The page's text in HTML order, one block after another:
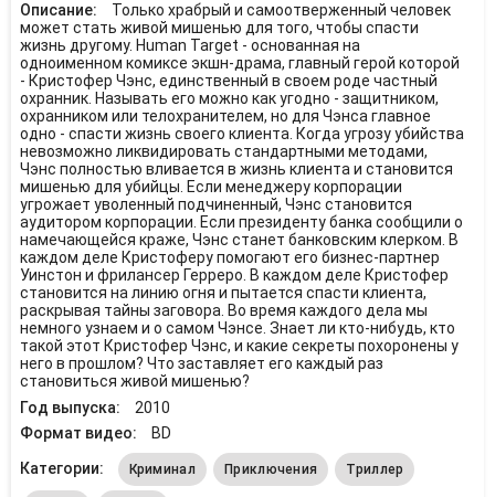
Описание:
Только храбрый и самоотверженный человек
может стать живой мишенью для того, чтобы спасти
жизнь другому. Human Target - основанная на
одноименном комиксе экшн-драма, главный герой которой
- Кристофер Чэнс, единственный в своем роде частный
охранник. Называть его можно как угодно - защитником,
охранником или телохранителем, но для Чэнса главное
одно - спасти жизнь своего клиента. Когда угрозу убийства
невозможно ликвидировать стандартными методами,
Чэнс полностью вливается в жизнь клиента и становится
мишенью для убийцы. Если менеджеру корпорации
угрожает уволенный подчиненный, Чэнс становится
аудитором корпорации. Если президенту банка сообщили о
намечающейся краже, Чэнс станет банковским клерком. В
каждом деле Кристоферу помогают его бизнес-партнер
Уинстон и фрилансер Герреро. В каждом деле Кристофер
становится на линию огня и пытается спасти клиента,
раскрывая тайны заговора. Во время каждого дела мы
немного узнаем и о самом Чэнсе. Знает ли кто-нибудь, кто
такой этот Кристофер Чэнс, и какие секреты похоронены у
него в прошлом? Что заставляет его каждый раз
становиться живой мишенью?
Год выпуска:
2010
Формат видео:
BD
Категории:
Криминал Приключения Триллер